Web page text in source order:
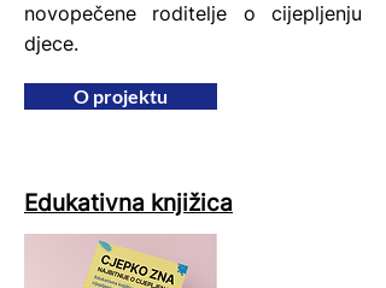
novopečene roditelje o cijepljenju
djece.
O projektu
Edukativna knjižica